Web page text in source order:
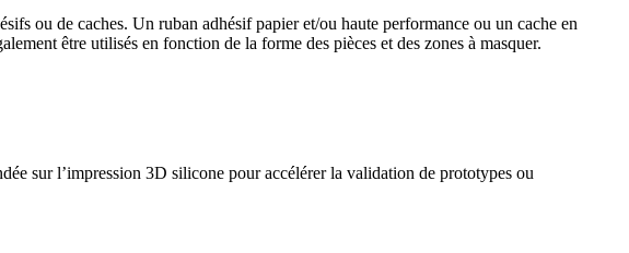
ou de caches. Un ruban adhésif papier et/ou haute performance ou un cache en
être utilisés en fonction de la forme des pièces et des zones à masquer.
sur l’impression 3D silicone pour accélérer la validation de prototypes ou